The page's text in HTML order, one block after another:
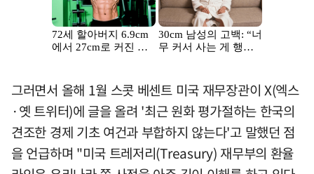
그러면서 올해 1월 스콧 베센트 미국 재무장관이 X(엑스
·옛 트위터)에 글을 올려 '최근 원화 평가절하는 한국의
견조한 경제 기초 여건과 부합하지 않는다'고 말했던 점
을 언급하며 "미국 트레저리(Treasury) 재무부의 환율